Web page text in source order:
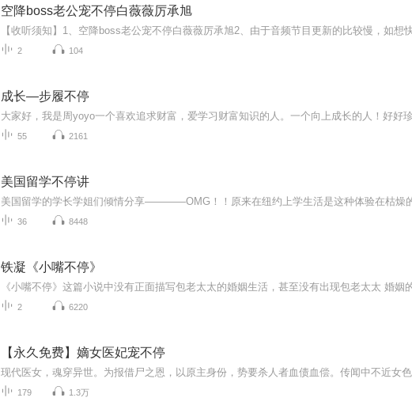
空降boss老公宠不停白薇薇厉承旭
2 104
成长—步履不停
55 2161
美国留学不停讲
36 8448
铁凝《小嘴不停》
2 6220
【永久免费】嫡女医妃宠不停
179 1.3万